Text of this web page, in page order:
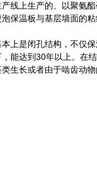
上生产的、以聚氨酯
保温板与基层墙面的
是闭孔结构，不仅保
能达到30年以上。在
生长或者由于啮齿动